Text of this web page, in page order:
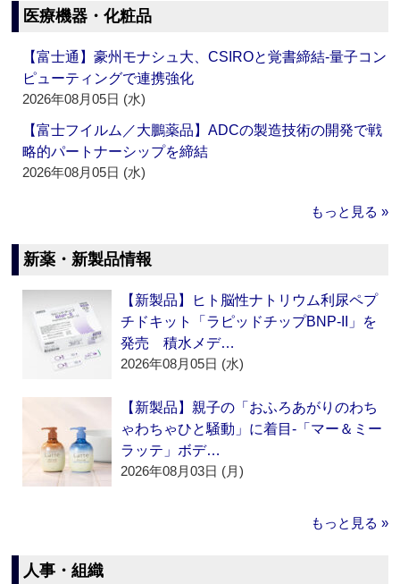
医療機器・化粧品
【富士通】豪州モナシュ大、CSIROと覚書締結‐量子コン
ピューティングで連携強化
2026年08月05日 (水)
【富士フイルム／大鵬薬品】ADCの製造技術の開発で戦
略的パートナーシップを締結
2026年08月05日 (水)
もっと見る »
新薬・新製品情報
【新製品】ヒト脳性ナトリウム利尿ペプ
チドキット「ラピッドチップBNP-II」を
発売 積水メデ…
2026年08月05日 (水)
【新製品】親子の「おふろあがりのわち
ゃわちゃひと騒動」に着目‐「マー＆ミー
ラッテ」ボデ…
2026年08月03日 (月)
もっと見る »
人事・組織